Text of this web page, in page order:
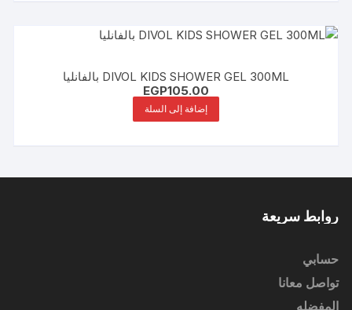
DIVOL KIDS SHOWER GEL 300ML بالفانليا
EGP105.00
إضافة إلى السلة
روابط سريعة
حسابي
تواصل معانا
المفضله